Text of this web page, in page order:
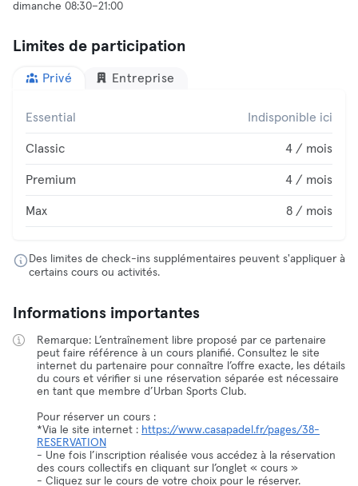
dimanche 08:30–21:00
Limites de participation
Privé Entreprise
Essential Indisponible ici
Classic 4 / mois
Premium 4 / mois
Max 8 / mois
Des limites de check-ins supplémentaires peuvent s'appliquer à
certains cours ou activités.
Informations importantes
Remarque: L’entraînement libre proposé par ce partenaire
peut faire référence à un cours planifié. Consultez le site
internet du partenaire pour connaître l’offre exacte, les détails
du cours et vérifier si une réservation séparée est nécessaire
en tant que membre d’Urban Sports Club.
Pour réserver un cours :
*Via le site internet : https://www.casapadel.fr/pages/38-
RESERVATION
- Une fois l’inscription réalisée vous accédez à la réservation
des cours collectifs en cliquant sur l’onglet « cours »
- Cliquez sur le cours de votre choix pour le réserver.